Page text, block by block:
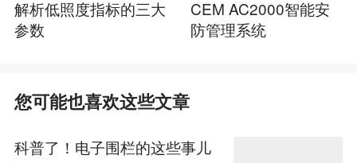
解析低照度指标的三大
参数
CEM AC2000智能安
防管理系统
您可能也喜欢这些文章
科普了！电子围栏的这些事儿